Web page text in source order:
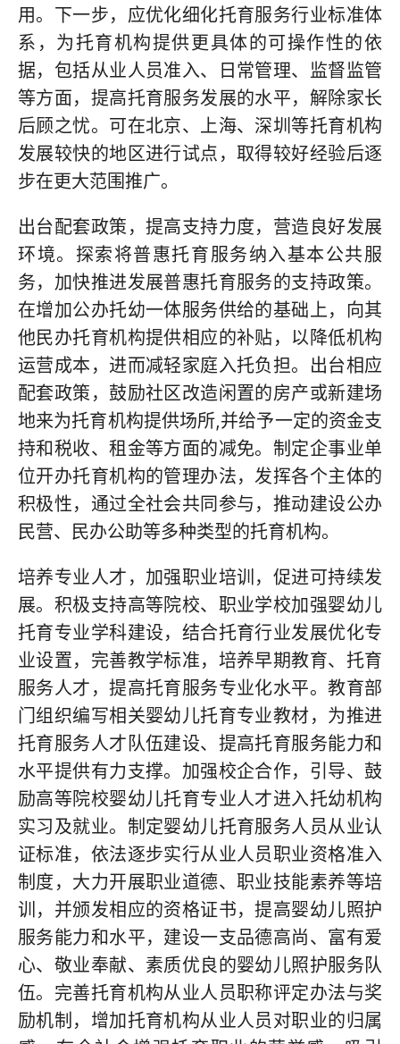
用。下一步，应优化细化托育服务行业标准体
系，为托育机构提供更具体的可操作性的依
据，包括从业人员准入、日常管理、监督监管
等方面，提高托育服务发展的水平，解除家长
后顾之忧。可在北京、上海、深圳等托育机构
发展较快的地区进行试点，取得较好经验后逐
步在更大范围推广。
出台配套政策，提高支持力度，营造良好发展
环境。探索将普惠托育服务纳入基本公共服
务，加快推进发展普惠托育服务的支持政策。
在增加公办托幼一体服务供给的基础上，向其
他民办托育机构提供相应的补贴，以降低机构
运营成本，进而减轻家庭入托负担。出台相应
配套政策，鼓励社区改造闲置的房产或新建场
地来为托育机构提供场所,并给予一定的资金支
持和税收、租金等方面的减免。制定企事业单
位开办托育机构的管理办法，发挥各个主体的
积极性，通过全社会共同参与，推动建设公办
民营、民办公助等多种类型的托育机构。
培养专业人才，加强职业培训，促进可持续发
展。积极支持高等院校、职业学校加强婴幼儿
托育专业学科建设，结合托育行业发展优化专
业设置，完善教学标准，培养早期教育、托育
服务人才，提高托育服务专业化水平。教育部
门组织编写相关婴幼儿托育专业教材，为推进
托育服务人才队伍建设、提高托育服务能力和
水平提供有力支撑。加强校企合作，引导、鼓
励高等院校婴幼儿托育专业人才进入托幼机构
实习及就业。制定婴幼儿托育服务人员从业认
证标准，依法逐步实行从业人员职业资格准入
制度，大力开展职业道德、职业技能素养等培
训，并颁发相应的资格证书，提高婴幼儿照护
服务能力和水平，建设一支品德高尚、富有爱
心、敬业奉献、素质优良的婴幼儿照护服务队
伍。完善托育机构从业人员职称评定办法与奖
励机制，增加托育机构从业人员对职业的归属